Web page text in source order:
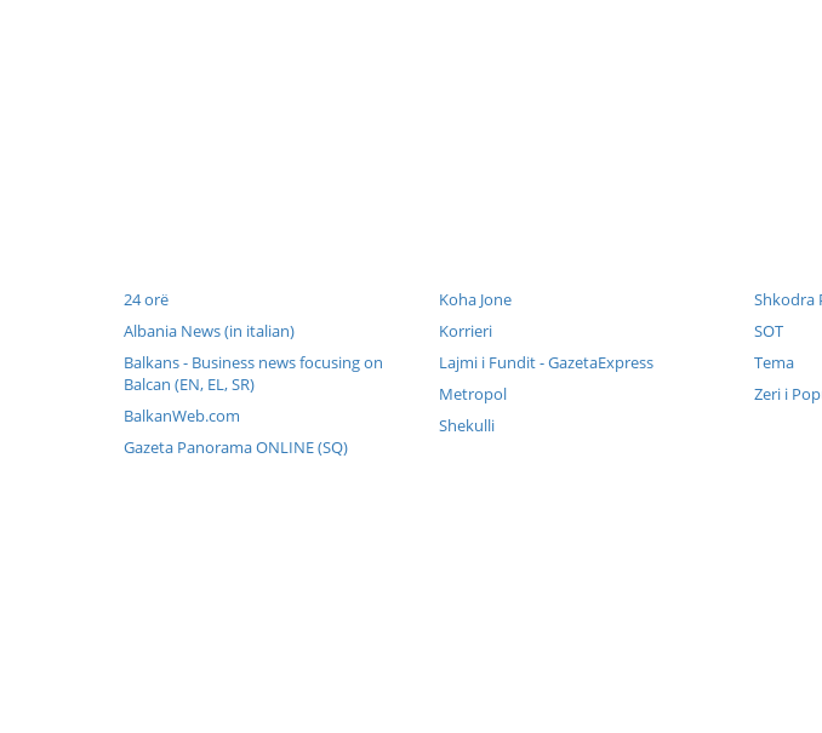
24 orë
Albania News (in italian)
Balkans - Business news focusing on
Balcan (EN, EL, SR)
BalkanWeb.com
Gazeta Panorama ONLINE (SQ)
Koha Jone
Korrieri
Lajmi i Fundit - GazetaExpress
Metropol
Shekulli
Shkodra
SOT
Tema
Zeri i